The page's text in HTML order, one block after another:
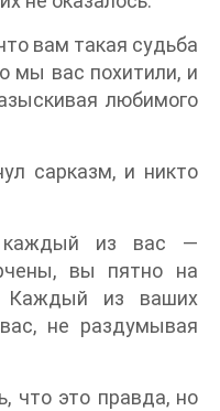
вам такая судьба
мы вас похитили, и
любимого
сарказм, и никто
каждый из вас —
вы пятно на
Каждый из ваших
не раздумывая
что это правда, но